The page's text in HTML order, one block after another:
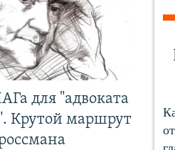
для "адвоката
Крутой маршрут